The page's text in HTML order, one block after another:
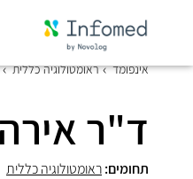
אינפומד ראומטולוגיה כללית
ד"ר
תחומים:ראומטולוגיה כללית